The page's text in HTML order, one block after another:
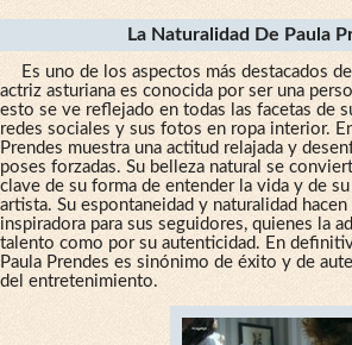
La Naturalidad De Paula
Es uno de los aspectos más destacados
actriz asturiana es conocida por ser una
esto se ve reflejado en todas las facetas de
redes sociales y sus fotos en ropa interior.
Prendes muestra una actitud relajada y
poses forzadas. Su belleza natural se
clave de su forma de entender la vida y de
artista. Su espontaneidad y naturalidad
inspiradora para sus seguidores, quienes la
talento como por su autenticidad. En
Paula Prendes es sinónimo de éxito y de
del entretenimiento.